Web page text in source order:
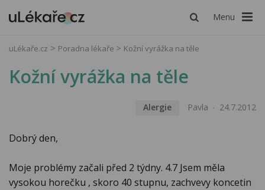
Menu
uLékaře.cz Poradna lékaře Kožní vyrážka na těle
Kožní vyrážka na těle
Alergie Pavla 24.7.2012
Dobrý den,
Moje problémy začali před 2 týdny. 4.7 Jsem měla
vysokou horečku , skoro 40 stupnu, zachvevy koncetin